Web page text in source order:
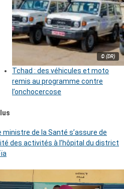
© (DR)
Tchad : des véhicules et moto
remis au programme contre
l’onchocercose
ministre de la Santé s’assure de
des activités à l’hôpital du district